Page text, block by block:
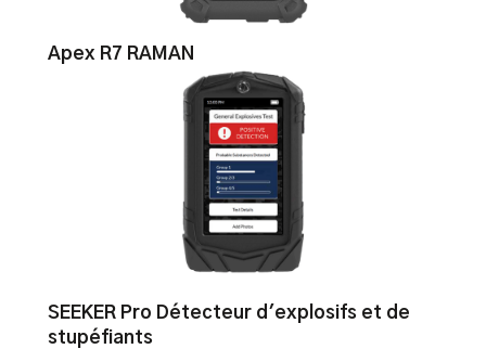
Apex R7 RAMAN
SEEKER Pro Détecteur d'explosifs et de
stupéfiants